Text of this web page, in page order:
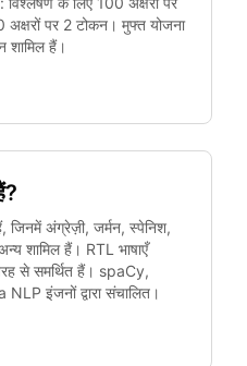
पर 2 टोकन। मुफ्त योजना
हैं।
जिनमें अंग्रेज़ी, जर्मन, स्पेनिश,
शामिल हैं। RTL भाषाएँ
से समर्थित हैं। spaCy,
इंजनों द्वारा संचालित।